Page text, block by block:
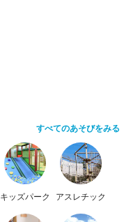
すべてのあそびをみる
キッズパーク アスレチック